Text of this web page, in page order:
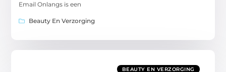
Email Onlangs is een
Beauty En Verzorging
BEAUTY EN VERZORGING